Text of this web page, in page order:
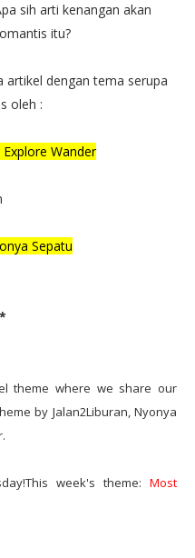
sih arti kenangan akan
itu?
artikel dengan tema serupa
oleh :
Wander
Sepatu
theme where we share our
by Jalan2Liburan, Nyonya
week's theme: Most